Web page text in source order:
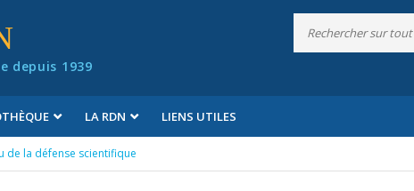
depuis 1939
LA RDN LIENS UTILES
de la défense scientifique